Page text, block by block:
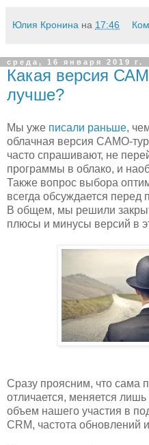
Юлия Кронина на 17:46
среда, 16 января 2019 г.
Какая версия
лучше?
Мы уже писали раньше,
облачная версия САМО-
часто спрашивают, не
программы в облако, и
Также вопрос выбора
всегда обсуждается перед
В общем, мы решили
плюсы и минусы версий в
Сразу проясним, что сама
отличается, меняется
объем нашего участия в
CRM, частота обновлений